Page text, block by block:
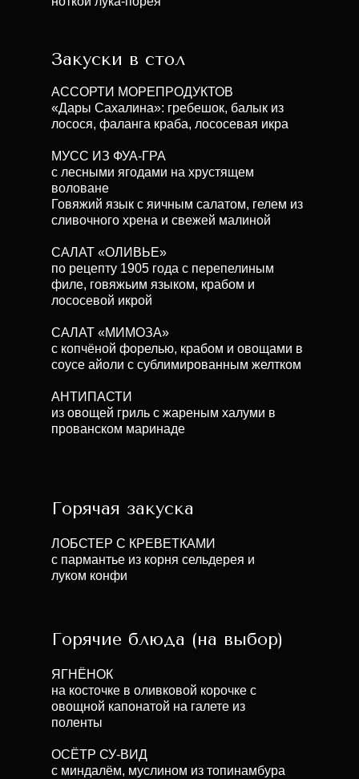
ЛОБСТЕР С КРЕВЕТКАМИ
с пармантье из корня сельдерея и
луком конфи
ЯГНЁНОК
на косточке в оливковой корочке с
овощной капонатой на галете из
поленты
ОСЁТР СУ-ВИД
с миндалём, муслином из топинамбура
АССОРТИ МОРЕПРОДУКТОВ
«Дары Сахалина»: гребешок, балык из
лосося, фаланга краба, лососевая икра
МУСС ИЗ ФУА-ГРА
с лесными ягодами на хрустящем
воловане
Говяжий язык с яичным салатом, гелем из
сливочного хрена и свежей малиной
САЛАТ «ОЛИВЬЕ»
по рецепту 1905 года с перепелиным
филе, говяжьим языком, крабом и
лососевой икрой
САЛАТ «МИМОЗА»
с копчёной форелью, крабом и овощами в
соусе айоли с сублимированным желтком
АНТИПАСТИ
из овощей гриль с жареным халуми в
прованском маринаде
Закуски в стол
Горячая закуска
Горячие блюда (на выбор)